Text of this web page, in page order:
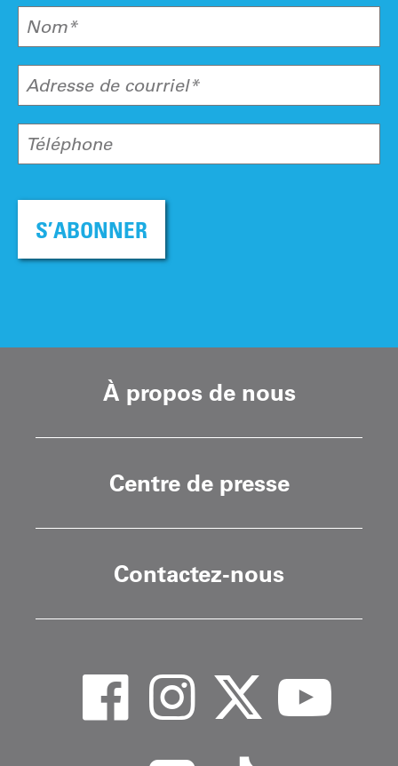
Nom*
Adresse de courriel*
Téléphone
S’ABONNER
À propos de nous
Centre de presse
Contactez-nous